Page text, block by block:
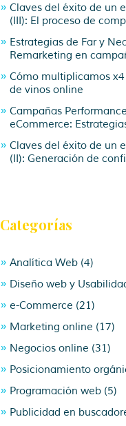
Claves del éxito de un
(III): El proceso de
Estrategias de Far y
Remarketing en
Cómo multiplicamos
de vinos online
Campañas
eCommerce:
Claves del éxito de un
(II): Generación de
Categorías
Analítica Web (4)
Diseño web y
e-Commerce (21)
Marketing online (17)
Negocios online (31)
Posicionamiento
Programación web (5)
Publicidad en